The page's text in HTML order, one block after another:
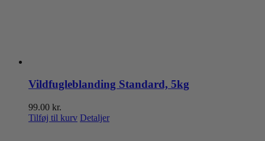
Vildfugleblanding Standard, 5kg
99.00 kr.
Tilføj til kurv Detaljer